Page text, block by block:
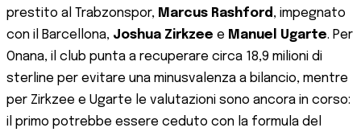
prestito al Trabzonspor, Marcus Rashford , impegnato
con il Barcellona, Joshua Zirkzee e Manuel Ugarte. Per
Onana, il club punta a recuperare circa 18,9 milioni di
sterline per evitare una minusvalenza a bilancio, mentre
per Zirkzee e Ugarte le valutazioni sono ancora in corso:
il primo potrebbe essere ceduto con la formula del